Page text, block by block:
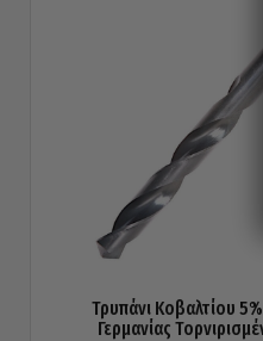
Τρυπάνι Κοβαλτίου
Γερμανίας